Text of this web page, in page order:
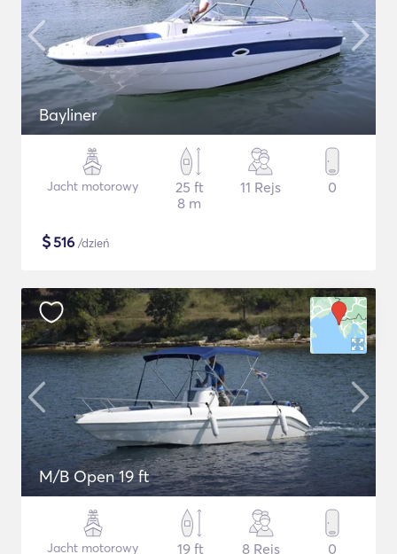
Bayliner
Jacht motorowy
25 ft
8 m
11 Rejs 0
$516 /dzień
M/B Open 19 ft
Jacht motorowy
19 ft
8 Rejs 0